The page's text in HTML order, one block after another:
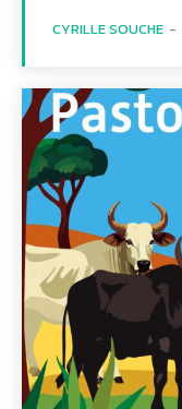
CYRILLE SOUCHE -